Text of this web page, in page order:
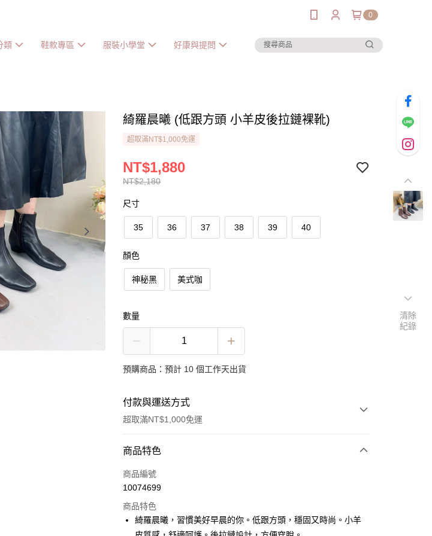
0
類 鞋款專區 服裝小學堂 好康與提問
綺羅晨曦 (低跟方頭 小羊皮後拉鏈裸靴)
超取滿NT$1,000免運
NT$2,180
NT$1,880
尺寸
35 36 37 38 39 40
顏色
神秘黑 美式咖
數量
預購商品：預計 10 個工作天出貨
付款與運送方式
超取滿NT$1,000免運
付款方式
信用卡一次付款
街口支付
商品特色
商品編號
10074699
商品特色
綺羅晨曦，習慣美好早晨的你。低跟方頭，穩固又時尚。小羊
清除
紀錄